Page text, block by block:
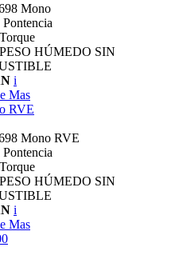
Mono
Pontencia
Torque
PESO HÚMEDO SIN
i
Mas
RVE
Mono RVE
Pontencia
Torque
PESO HÚMEDO SIN
i
Mas